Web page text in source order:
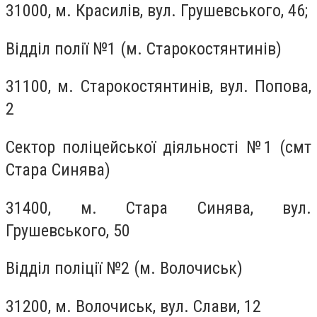
31000, м. Красилів, вул. Грушевського, 46;
Відділ полії №1 (м. Старокостянтинів)
31100, м. Старокостянтинів, вул. Попова,
2
Сектор поліцейської діяльності №1 (смт
Стара Синява)
31400, м. Стара Синява, вул.
Грушевського, 50
Відділ поліції №2 (м. Волочиськ)
31200, м. Волочиськ, вул. Слави, 12